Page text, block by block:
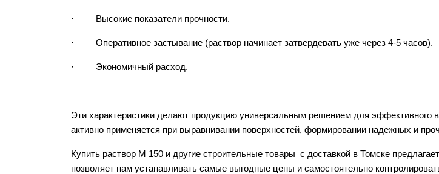
· Высокие показатели прочности.
· Оперативное застывание (раствор начинает затвердевать уже через 4-5 часов).
· Экономичный расход.
Эти характеристики делают продукцию универсальным решением для
активно применяется при выравнивании поверхностей, формировании надежных и
Купить раствор М 150 и другие строительные товары с доставкой в Томске
позволяет нам устанавливать самые выгодные цены и самостоятельно